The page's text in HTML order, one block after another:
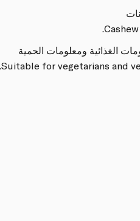
الغذائية ومعلومات الحمية
Suitable for vegetarians and